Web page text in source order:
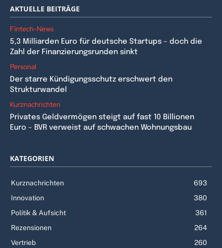
AKTUELLE BEITRÄGE
Fintech-News
5,3 Milliarden Euro für deutsche Startups – doch die
Zahl der Finanzierungsrunden sinkt
Personal
Der starre Kündigungsschutz erschwert den
Strukturwandel
Kurznachrichten
Privates Geldvermögen steigt auf fast 10 Billionen
Euro – BVR verweist auf schwachen Wohnungsbau
KATEGORIEN
Kurznachrichten
693
Innovation
380
Politik & Aufsicht
361
Rezensionen
264
Vertrieb
260